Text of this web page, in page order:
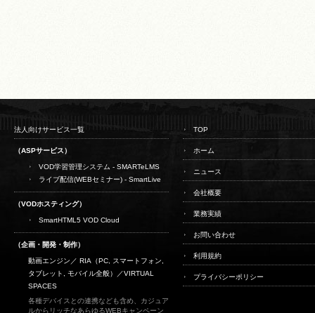
法人向けサービス一覧
（ASPサービス）
VOD学習管理システム - SMARTeLMS
ライブ配信(WEBセミナー) - SmartLive
（VODホスティング）
SmartHTML5 VOD Cloud
（企画・開発・制作）
動画エンジン／ RIA（PC, スマートフォン,
タブレット, モバイル全般）／VIRTUAL
SPACES
各種デバイスとの連携なども含め、カジュア
ルからリッチなあらゆるWEBキャンペーン
TOP
ホーム
ニュース
会社概要
業務実績
お問い合わせ
利用規約
プライバシーポリシー